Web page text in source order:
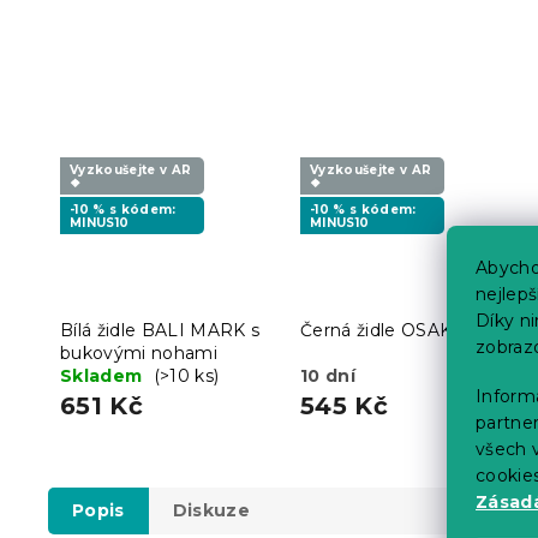
Díky
všech
Vyzkoušejte v AR
❖
-10 % s kódem:
MINUS10
Bílá židle BALI MARK s
bukovými nohami
Skladem
(>10 ks)
651 Kč
Vyzkoušejte v AR
❖
-10 % s kódem:
MINUS10
Černá židle OSAKA
10 dní
545 Kč
Popis Diskuze